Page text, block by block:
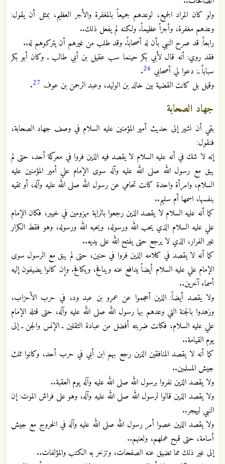
ولو كان المراد الجميع، لوعدهم جميعاً بالمغفرة والأجر العظيم، بمثل أن يقول:
وعدهم مغفرة، وأجراً عظيماً. ولكنه لم يفعل ذلك..
رابعاً: قد صرح النبي بأن له أصحاباً. وقد طلب من غيرهم أن يتركوهم له..
فقد روي: أنه قال لأبي بكر حينما سب عقيل بن أبي طالب ـ وكان أبو بكر
سباباً ـ: دعوا لي أصحابي 26
.
وقيل بل كانت القضية بين خالد بن الوليد، وعبد الرحمن بن عوف 27
.
جهاد الصحابة
بقي أن نشير إلى حديث أمير المؤمنين عليه السلام في وصف جهاد الصحابة،
فنقول:
إنه لا شك في أنه عليه السلام لا يقصد فيه الذين فروا في معركة أحد، حتى لم
يبق مع رسول الله صلى الله عليه وآله سوى الإمام علي أمير المؤمنين عليه
السلام، وامرأة واحدة كانت تحامي عن رسول الله صلى الله عليه وآله، أو تقيه
بنفسها، اسمها أم سليم..
كما أنه عليه السلام لا يقصد الذين رجعوا بالراية مهزومين في خيبر، فكان الإمام
علي عليه السلام الذي يحب الله ورسوله، ويحبه الله ورسوله، وهو فقط الكرار
غير الفرار، الذي لا يرجع حتى يفتح الله على يديه..
كما أنه لا يقصد في كلامه الذين فروا في حنين، حتى لم يبق مع الرسول سوى
الإمام علي عليه السلام أيضاً يدافع عنه وينافح، ويكافح. وإن كانوا يضيفون إليه
أسماء آخرين..
ولا يقصد أيضاً: الذين أحجموا عن عمرو بن عبد ود، في حرب الأحزاب،
وزهدوا بالجنة التي وعدهم بها رسول الله صلى الله عليه وآله، حتى قتله الإمام
علي عليه السلام، فكانت ضربته أفضل من عبادة الثقلين ـ الإنس والجن ـ إلى
يوم القيامة..
كما أنه لا يقصد المنافقين الذين رجع بهم ابن أبي في حرب أحد، وكانوا ثلث
جيش المسلمين..
ولا يقصد الذين نفروا برسول الله صلى الله عليه وآله يوم العقبة..
ولا يقصد الذين قالوا لرسول الله صلى الله عليه وآله، وهو على فراش الموت: إن
النبي ليهجر..
ولا يقصد الذين عصوا أمر رسول الله صلى الله عليه وآله في الخروج مع جيش
أسامة، حتى قبح عملهم، ولعنهم..
إلى غير ذلك مما تضيق عنه الصفحات، وتزخر به الكتب والمؤلفات..